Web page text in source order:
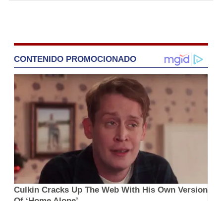
CONTENIDO PROMOCIONADO
Culkin Cracks Up The Web With His Own Version